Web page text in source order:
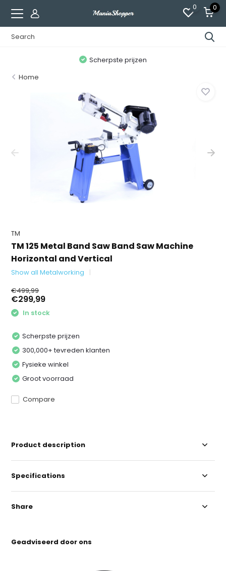
0 0
Scherpste prijzen
Home
TM
TM 125 Metal Band Saw Band Saw Machine
Horizontal and Vertical
Show all Metalworking
€499,99
€299,99
In stock
Scherpste prijzen
300,000+ tevreden klanten
Fysieke winkel
Groot voorraad
Compare
Geadviseerd door ons
Product description
Specifications
Share